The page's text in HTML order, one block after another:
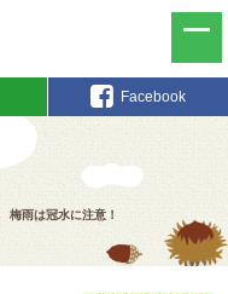
Facebook
梅雨は冠水に注意！